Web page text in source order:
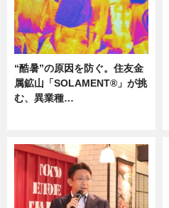
“酷暑”の原因を防ぐ。住友金
属鉱山「SOLAMENT®」が挑
む、異業種…